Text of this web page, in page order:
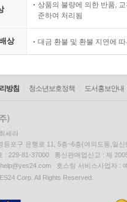
상품의 불량에 의한 반품,
준하여 처리됨
상 대금 환불 및 환불 지연에
방침 청소년보호정책 도서홍보안내
세라
등포구 은행로 11, 5층~6층(여의도동,일신
: 229-81-37000 통신판매업신고 : 제
호스팅 서비스사업자 :
Corp. All Rights Reserved.